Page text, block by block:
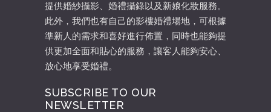
提供婚紗攝影、婚禮攝錄以及新娘化妝服務。
此外，我們也有自己的影樓婚禮場地，可根據
準新人的需求和喜好進行佈置，同時也能夠提
供更加全面和貼心的服務，讓客人能夠安心、
放心地享受婚禮。
SUBSCRIBE TO OUR
NEWSLETTER